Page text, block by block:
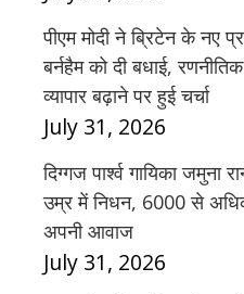
पीएम मोदी ने ब्रिटेन के नए
बर्नहैम को दी बधाई,
व्यापार बढ़ाने पर हुई चर्चा
July 31, 2026
दिग्गज पार्श्व गायिका जमुना
उम्र में निधन, 6000 से
अपनी आवाज
July 31, 2026